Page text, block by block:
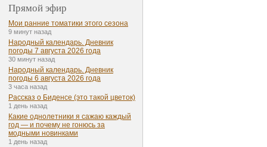
Прямой эфир
Мои ранние томатики этого сезона
9 минут назад
Народный календарь. Дневник
погоды 7 августа 2026 года
30 минут назад
Народный календарь. Дневник
погоды 6 августа 2026 года
3 часа назад
Рассказ о Биденсе (это такой цветок)
1 день назад
Какие однолетники я сажаю каждый
год — и почему не гонюсь за
модными новинками
1 день назад